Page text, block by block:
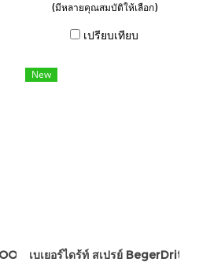
(มีหลายคุณสมบัติให้เลือก)
เปรียบเทียบ
Cool
New
เบเยอร์ไดร้ท์ สเปรย์ BegerDrite